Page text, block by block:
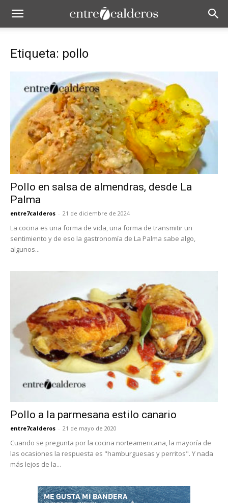
Etiqueta: pollo
Pollo en salsa de almendras, desde La
Palma
entre7calderos - 21 de diciembre de 2024
La cocina es una forma de vida, una forma de transmitir un
sentimiento y de eso la gastronomía de La Palma sabe algo,
algunos...
Pollo a la parmesana estilo canario
entre7calderos - 21 de mayo de 2020
Cuando se pregunta por la cocina norteamericana, la mayoría de
las ocasiones la respuesta es "hamburguesas y perritos". Y nada
más lejos de la...